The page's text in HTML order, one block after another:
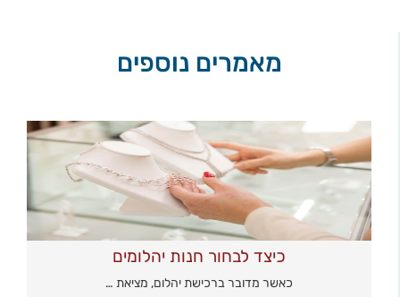
מאמרים נוספים
כיצד לבחור חנות יהלומים
כאשר מדובר ברכישת יהלום, מציאת …